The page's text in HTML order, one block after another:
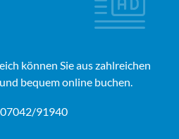
können Sie aus zahlreichen
bequem online buchen.
07042/91940